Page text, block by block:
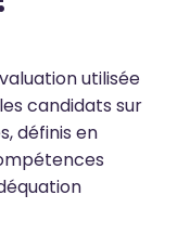
utilisée
candidats sur
définis en